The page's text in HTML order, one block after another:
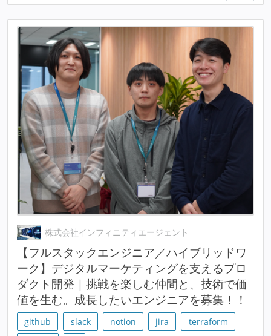
株式会社インフィニティエージェント
【フルスタックエンジニア／ハイブリッドワ
ーク】デジタルマーケティングを支えるプロ
ダクト開発｜挑戦を楽しむ仲間と、技術で価
値を生む。成長したいエンジニアを募集！！
github slack notion jira
terraform